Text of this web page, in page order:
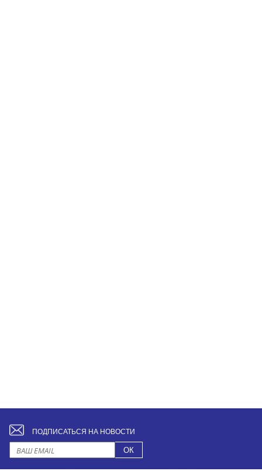
ПОДПИСАТЬСЯ НА НОВОСТИ